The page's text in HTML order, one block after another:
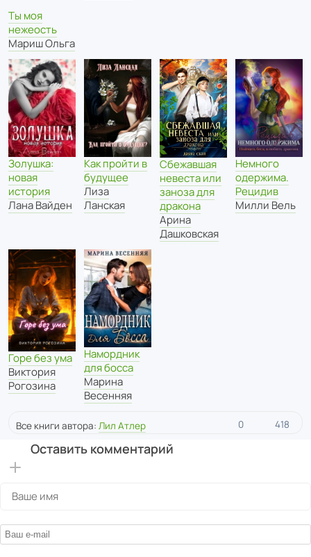
Ты моя
нежеость
Мариш Ольга
Золушка:
новая
история
Лана Вайден
Как пройти в
будущее
Лиза
Ланская
Сбежавшая
невеста или
заноза для
дракона
Арина
Дашковская
Немного
одержима.
Рецидив
Милли Вель
Горе без ума
Виктория
Рогозина
Намордник
для босса
Марина
Весенняя
Все книги автора: Лил Атлер 0 418
Оставить комментарий